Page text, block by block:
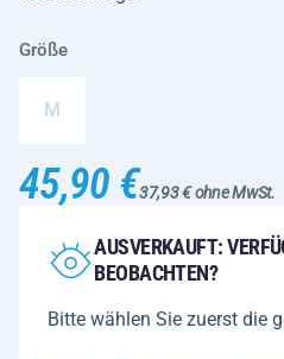
Größe
M
45,90 €37,93 € ohne MwSt.
AUSVERKAUFT:
BEOBACHTEN?
Bitte wählen Sie zuerst die